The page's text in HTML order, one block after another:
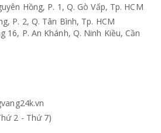
Hồng, P. 1, Q. Gò Vấp, Tp. HCM
P. 2, Q. Tân Bình, Tp. HCM
16, P. An Khánh, Q. Ninh Kiều, Cần
2 - Thứ 7)